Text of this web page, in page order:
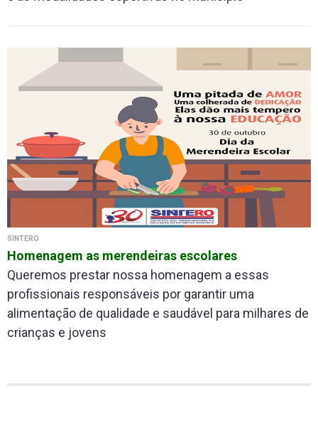
SINTERO
Homenagem as merendeiras escolares
Queremos prestar nossa homenagem a essas
profissionais responsáveis por garantir uma
alimentação de qualidade e saudável para milhares de
crianças e jovens